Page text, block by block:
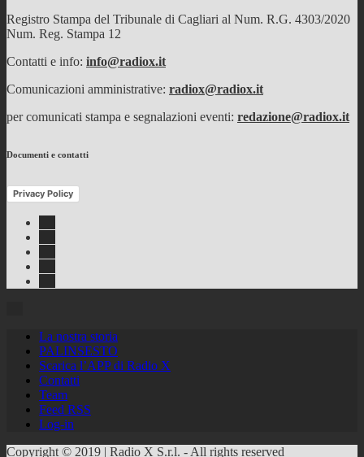
Registro Stampa del Tribunale di Cagliari al Num. R.G. 4303/2020
Num. Reg. Stampa 12
Contatti e info: info@radiox.it
Comunicazioni amministrative: radiox@radiox.it
per comunicati stampa e segnalazioni eventi: redazione@radiox.it
Documenti e contatti
Privacy Policy
La nostra storia
PALINSESTO
Scarica l’APP di Radio X
Contatti
Team
Feed RSS
Log-in
Copyright © 2019 | Radio X S.r.l. - All rights reserved